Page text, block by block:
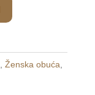
Ženska obuća